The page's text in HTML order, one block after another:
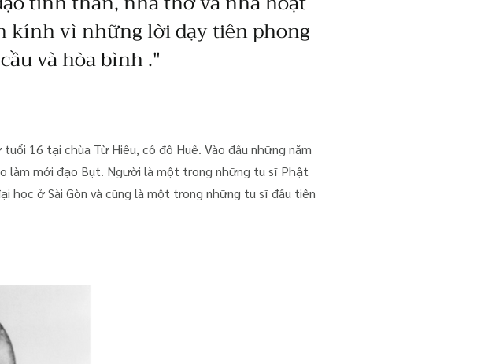
kính vì những lời dạy tiên phong
và hòa bình ."
16 tại chùa Từ Hiếu, cố đô Huế. Vào đầu những năm
làm mới đạo Bụt. Người là một trong những tu sĩ Phật
ở Sài Gòn và cũng là một trong những tu sĩ đầu tiên